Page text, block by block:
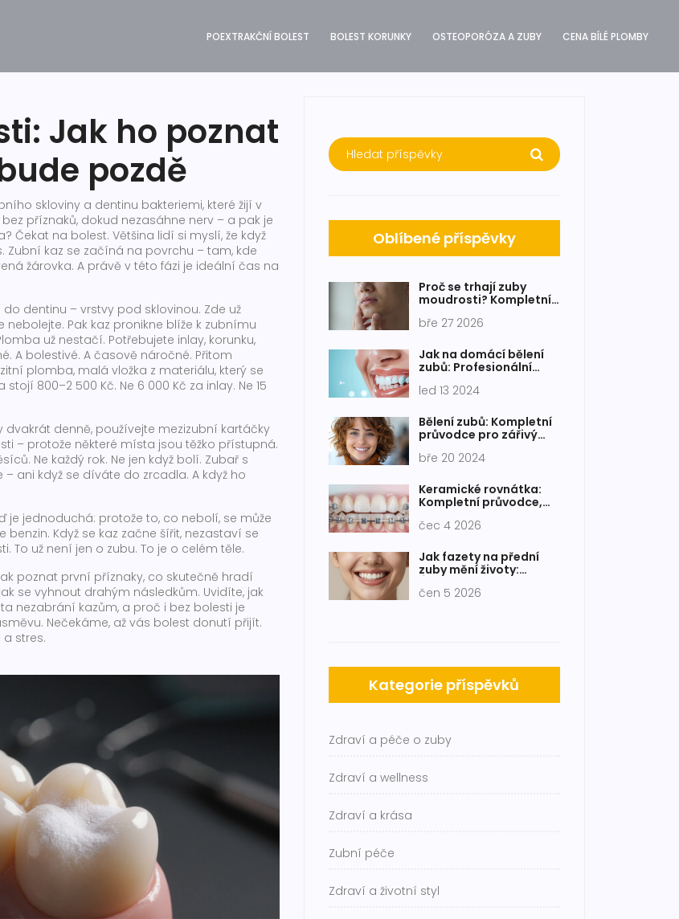
POEXTRAKČNÍ BOLEST BOLEST KORUNKY OSTEOPORÓZA A ZUBY CENA BÍLÉ PLOMBY
Jak ho poznat
pozdě
skloviny a dentinu bakteriemi, které žijí v
příznaků, dokud nezasáhne nerv – a pak je
Čekat na bolest. Většina lidí si myslí, že když
Zubní kaz se začíná na povrchu – tam, kde
žárovka. A právě v této fázi je ideální čas na
dentinu – vrstvy pod sklovinou. Zde už
Pak kaz pronikne blíže k zubnímu
už nestačí. Potřebujete inlay, korunku,
A bolestivé. A časově náročné. Přitom
plomba, malá vložka z materiálu, který se
stojí 800–2 500 Kč. Ne 6 000 Kč za inlay. Ne 15
dvakrát denně, používejte mezizubní kartáčky
– protože některé místa jsou těžko přístupná.
Ne každý rok. Ne jen když bolí. Zubař s
ani když se díváte do zrcadla. A když ho
je jednoduchá: protože to, co nebolí, se může
Když se kaz začne šířit, nezastaví se
To už není jen o zubu. To je o celém těle.
poznat první příznaky, co skutečně hradí
se vyhnout drahým následkům. Uvidíte, jak
nezabrání kazům, a proč i bez bolesti je
Nečekáme, až vás bolest donutí přijít.
stres.
Oblíbené příspěvky
Proč se trhají zuby
moudrosti? Kompletní
důvody
bře 27 2026
Jak na domácí bělení
zubů: Profesionální
led 13 2024
Bělení zubů: Kompletní
průvodce pro zářivý
bře 20 2024
Keramické rovnátka:
Kompletní průvodce,
čec 4 2026
Jak fazety na přední
zuby mění životy:
kvalita života
čen 5 2026
Kategorie příspěvků
Zdraví a péče o zuby
Zdraví a wellness
Zdraví a krása
Zubní péče
Zdraví a životní styl